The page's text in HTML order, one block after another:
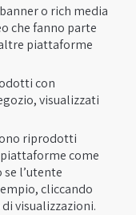
o rich media
che fanno parte
piattaforme
con
visualizzati
riprodotti
come
l’utente
cliccando
visualizzazioni.